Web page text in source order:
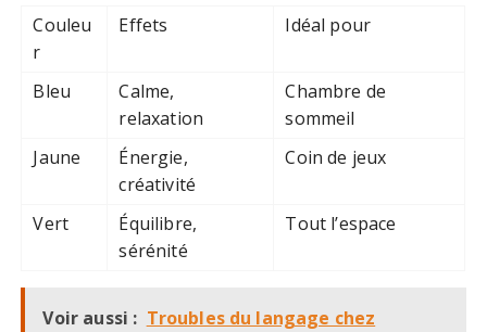
Couleu
r
Effets Idéal pour
Bleu
Calme,
relaxation
Chambre de
sommeil
Jaune
Énergie,
créativité
Coin de jeux
Vert
Équilibre,
sérénité
Tout l’espace
Voir aussi : Troubles du langage chez